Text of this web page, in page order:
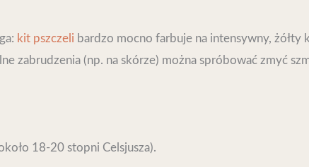
kit pszczeli bardzo mocno farbuje na intensywny, żółty
zabrudzenia (np. na skórze) można spróbować zmyć
18-20 stopni Celsjusza).